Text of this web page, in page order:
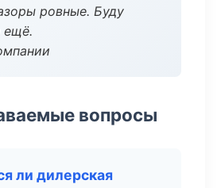
ровные. Буду
ещё.
вопросы
ли дилерская